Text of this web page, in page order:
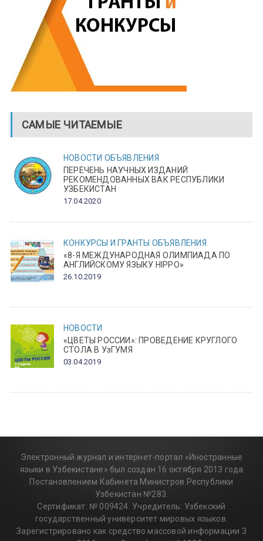
САМЫЕ ЧИТАЕМЫЕ
НОВОСТИ ОБЪЯВЛЕНИЯ
ПЕРЕЧЕНЬ НАУЧНЫХ ИЗДАНИЙ
РЕКОМЕНДОВАННЫХ ВАК РЕСПУБЛИКИ
УЗБЕКИСТАН
17.04.2020
КОНКУРСЫ И ГРАНТЫ ОБЪЯВЛЕНИЯ
«8-Я МЕЖДУНАРОДНАЯ ОЛИМПИАДА ПО
АНГЛИЙСКОМУ ЯЗЫКУ HIPPO»
26.10.2019
НОВОСТИ
«ЦВЕТЫ РОССИИ»: ПРОВЕДЕНИЕ КРУГЛОГО
СТОЛА В УзГУМЯ
03.04.2019
Электронный журнал и интернет-портал «Иностранные
языки в Узбекистане» был создан 16 октября 2013 года
Постановлением Кабинета Министров Республики
Узбекистан №283.
Сертификат: № 009424. Учредитель: Узбекский
государственный университет мировых языков.
Зарегистрировано как средство массовой информации 3